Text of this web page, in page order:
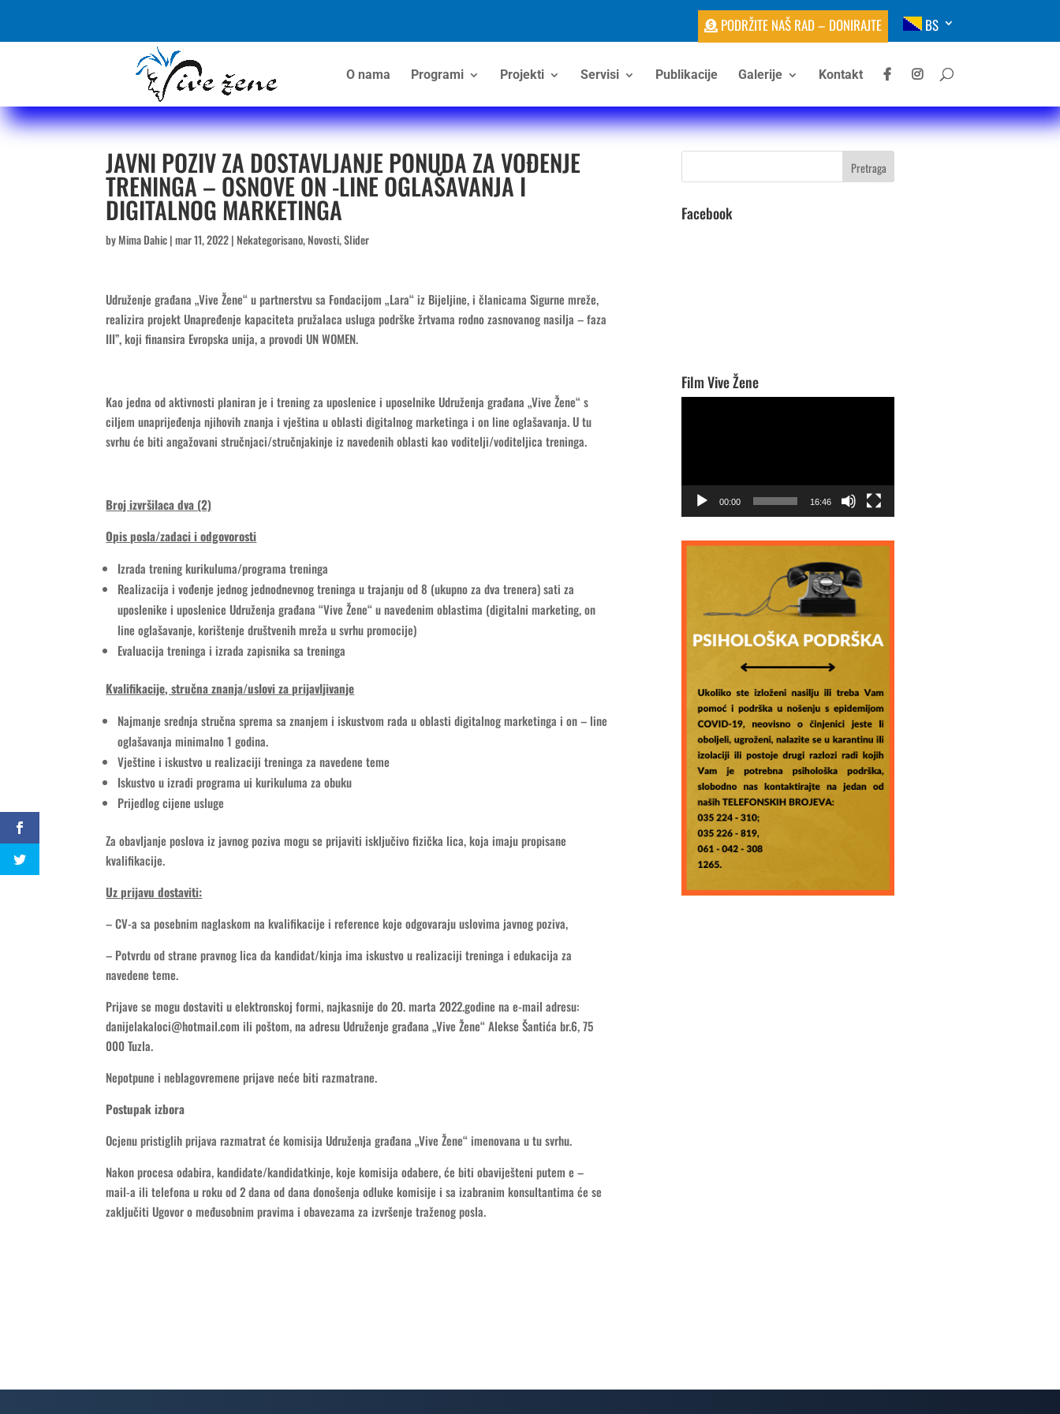
PODRŽITE NAŠ RAD – DONIRAJTE BS
O nama Programi Projekti Servisi Publikacije Galerije Kontakt
JAVNI POZIV ZA DOSTAVLJANJE PONUDA ZA VOĐENJE
TRENINGA – OSNOVE ON -LINE OGLAŠAVANJA I
DIGITALNOG MARKETINGA
byMima Dahic|mar 11, 2022| Nekategorisano,Novosti,Slider
Udruženje građana „Vive Žene“ u partnerstvu sa Fondacijom „Lara“ iz Bijeljine, i članicama Sigurne mreže,
realizira projekt Unapređenje kapaciteta pružalaca usluga podrške žrtvama rodno zasnovanog nasilja – faza
III”, koji finansira Evropska unija, a provodi UN WOMEN.
Kao jedna od aktivnosti planiran je i trening za uposlenice i uposelnike Udruženja građana „Vive Žene“ s
ciljem unaprijeđenja njihovih znanja i vještina u oblasti digitalnog marketinga i on line oglašavanja. U tu
svrhu će biti angažovani stručnjaci/stručnjakinje iz navedenih oblasti kao voditelji/voditeljica treninga.
Broj izvršilaca dva (2)
Opis posla/zadaci i odgovorosti
Izrada trening kurikuluma/programa treninga
Realizacija i vođenje jednog jednodnevnog treninga u trajanju od 8 (ukupno za dva trenera) sati za
uposlenike i uposlenice Udruženja građana “Vive Žene“ u navedenim oblastima (digitalni marketing, on
line oglašavanje, korištenje društvenih mreža u svrhu promocije)
Evaluacija treninga i izrada zapisnika sa treninga
Kvalifikacije, stručna znanja/uslovi za prijavljivanje
Najmanje srednja stručna sprema sa znanjem i iskustvom rada u oblasti digitalnog marketinga i on – line
oglašavanja minimalno 1 godina.
Vještine i iskustvo u realizaciji treninga za navedene teme
Iskustvo u izradi programa ui kurikuluma za obuku
Prijedlog cijene usluge
Za obavljanje poslova iz javnog poziva mogu se prijaviti isključivo fizička lica, koja imaju propisane
kvalifikacije.
Uz prijavu dostaviti:
– CV-a sa posebnim naglaskom na kvalifikacije i reference koje odgovaraju uslovima javnog poziva,
– Potvrdu od strane pravnog lica da kandidat/kinja ima iskustvo u realizaciji treninga i edukacija za
navedene teme.
Prijave se mogu dostaviti u elektronskoj formi, najkasnije do 20. marta 2022.godine na e-mail adresu:
danijelakaloci@hotmail.com ili poštom, na adresu Udruženje građana „Vive Žene“ Alekse Šantića br.6, 75
000 Tuzla.
Nepotpune i neblagovremene prijave neće biti razmatrane.
Postupak izbora
Ocjenu pristiglih prijava razmatrat će komisija Udruženja građana „Vive Žene“ imenovana u tu svrhu.
Nakon procesa odabira, kandidate/kandidatkinje, koje komisija odabere, će biti obaviješteni putem e –
mail-a ili telefona u roku od 2 dana od dana donošenja odluke komisije i sa izabranim konsultantima će se
zaključiti Ugovor o međusobnim pravima i obavezama za izvršenje traženog posla.
Facebook
Film Vive Žene
00:00 16:46